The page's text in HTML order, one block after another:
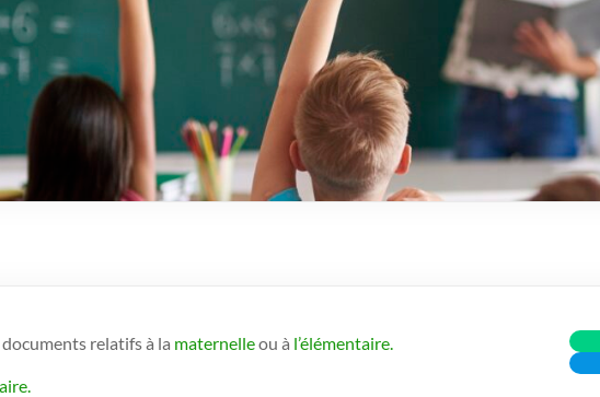
relatifs à la maternelleou à l’élémentaire.